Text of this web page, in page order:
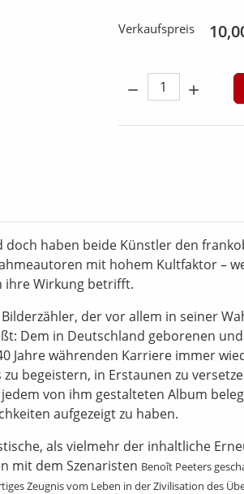
Verkaufspreis
Menge:
haben beide Künstler den
mit hohem Kultfaktor –
ihre Wirkung betrifft.
der vor allem in seiner
Dem in Deutschland geborenen
Jahre währenden Karriere immer
begeistern, in Erstaunen zu
von ihm gestalteten Album
aufgezeigt zu haben.
als vielmehr der inhaltliche
mit dem Szenaristen Benoît Peeters
Zeugnis vom Leben in der Zivilisation des